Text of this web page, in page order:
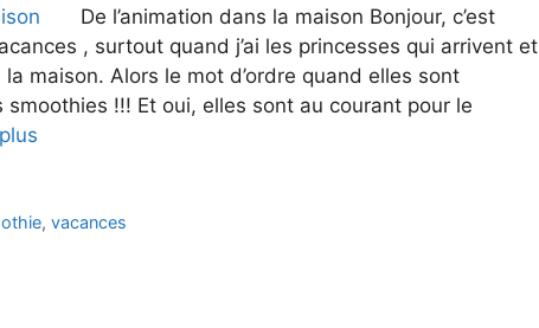
De l’animation dans la maison Bonjour, c’est
, surtout quand j’ai les princesses qui arrivent et
maison. Alors le mot d’ordre quand elles sont
!!! Et oui, elles sont au courant pour le
,vacances